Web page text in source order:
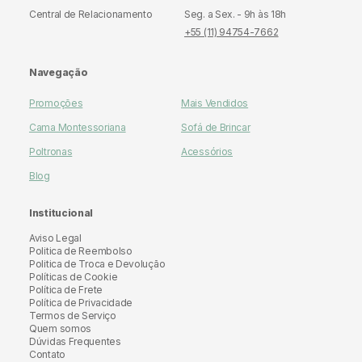
Central de Relacionamento
Seg. a Sex. - 9h às 18h
+55 (11) 94754-7662
Navegação
Promoções
Mais Vendidos
Cama Montessoriana
Sofá de Brincar
Poltronas
Acessórios
Blog
Institucional
Aviso Legal
Politica de Reembolso
Politica de Troca e Devolução
Políticas de Cookie
Política de Frete
Política de Privacidade
Termos de Serviço
Quem somos
Dúvidas Frequentes
Contato